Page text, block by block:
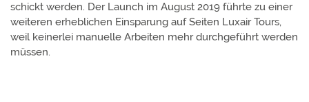
schickt werden. Der Launch im August 2019 führte zu einer
weiteren erheb­lichen Ein­sparung auf Seiten Luxair Tours,
weil keinerlei manuelle Arbeiten mehr durch­geführt werden
müssen.